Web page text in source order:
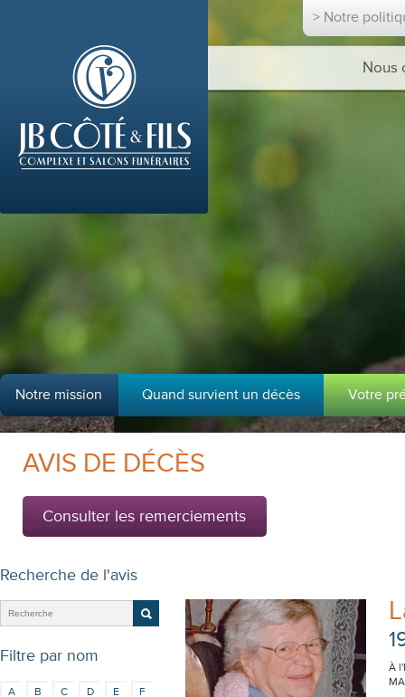
> Notre
Nous
Notre mission Quand survient un décès Votre
AVIS DE DÉCÈS
Consulter les remerciements
Recherche de l'avis
Filtre par nom
A B C D E
F
À